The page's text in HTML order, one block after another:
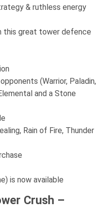
& ruthless energy
this great tower defence
(Warrior, Paladin,
and a Stone
Rain of Fire, Thunder
is now available
Crush –